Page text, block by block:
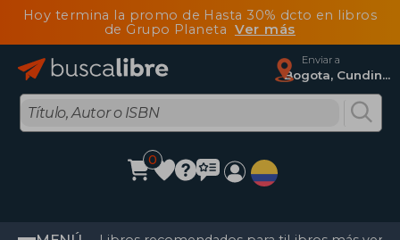
Hoy termina la promo de Hasta 30% dcto en libros
de Grupo Planeta Ver más
Enviar a
Bogota, Cundinamarca
0